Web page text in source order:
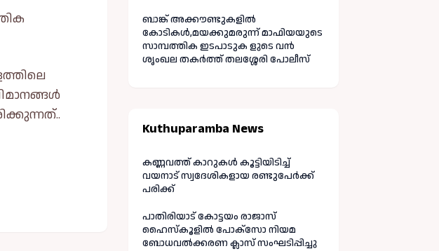
ബാങ്ക് അക്കൗണ്ടുകളിൽ
കോടികൾ,മയക്കുമരുന്ന് മാഫിയയുടെ
സാമ്പത്തിക ഇടപാടുക ളുടെ വൻ
ശൃംഖല തകർത്ത് തലശ്ശേരി പോലീസ്
Kuthuparamba News
കണ്ണവത്ത് കാറുകൾ കൂട്ടിയിടിച്ച്
വയനാട് സ്വദേശികളായ രണ്ടുപേർക്ക്
പരിക്ക്
പാതിരിയാട് കോട്ടയം രാജാസ്
ഹൈസ്കൂളിൽ പോക്സോ നിയമ
ബോധവൽക്കരണ ക്ലാസ് സംഘടിപ്പിച്ചു